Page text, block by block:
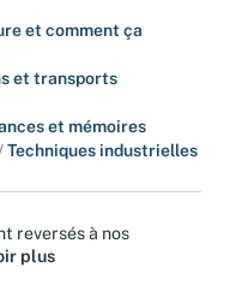
et comment ça
et transports
et mémoires
Techniques industrielles
reversés à nos
plus